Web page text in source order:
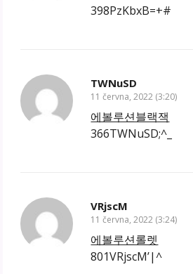
398PzKbxB=+#
TWNuSD
11 června, 2022 (3:20)
에볼루션블랙잭
366TWNuSD;^_
VRjscM
11 června, 2022 (3:24)
에볼루션롤렛
801VRjscM’|^